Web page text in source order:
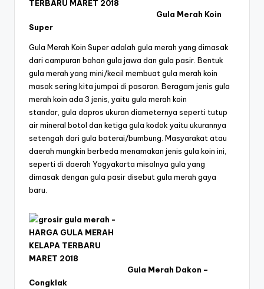
Gula Merah Koin
Super
Gula Merah Koin Super adalah gula merah yang dimasak
dari campuran bahan gula jawa dan gula pasir. Bentuk
gula merah yang mini/kecil membuat gula merah koin
masak sering kita jumpai di pasaran. Beragam jenis gula
merah koin ada 3 jenis, yaitu gula merah koin
standar, gula dapros ukuran diameternya seperti tutup
air mineral botol dan ketiga gula kodok yaitu ukurannya
setengah dari gula baterai/bumbung. Masyarakat atau
daerah mungkin berbeda menamakan jenis gula koin ini,
seperti di daerah Yogyakarta misalnya gula yang
dimasak dengan gula pasir disebut gula merah gaya
baru.
Gula Merah Dakon –
Congklak